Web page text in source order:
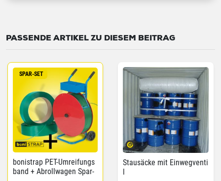
PASSENDE ARTIKEL ZU DIESEM BEITRAG
SPAR-SET
bonistrap PET-Umreifungs
band + Abrollwagen Spar-
Stausäcke mit Einwegventi
l